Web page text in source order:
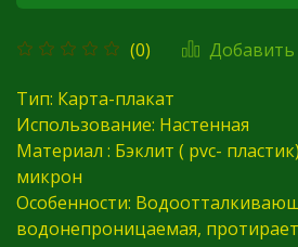
(0) Добавить
Тип: Карта-плакат
Использование: Настенная
Материал : Бэклит ( pvc-
микрон
Особенности: В
водонепроницаемая,